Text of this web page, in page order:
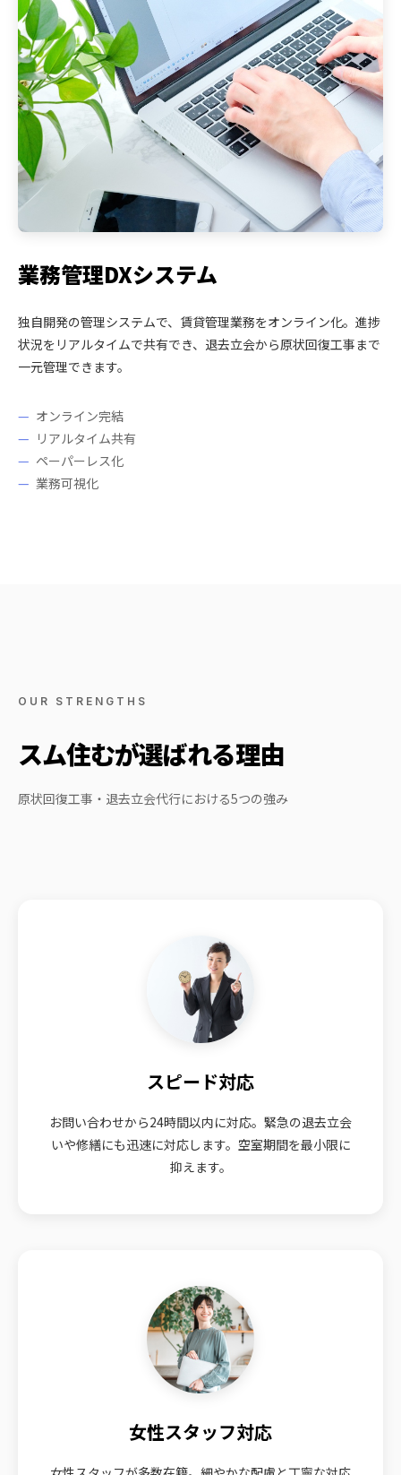
業務管理DXシステム
独自開発の管理システムで、賃貸管理業務をオンライン化。進捗
状況をリアルタイムで共有でき、退去立会から原状回復工事まで
一元管理できます。
オンライン完結
リアルタイム共有
ペーパーレス化
業務可視化
OUR STRENGTHS
スム住むが選ばれる理由
原状回復工事・退去立会代行における5つの強み
スピード対応
お問い合わせから24時間以内に対応。緊急の退去立会
いや修繕にも迅速に対応します。空室期間を最小限に
抑えます。
女性スタッフ対応